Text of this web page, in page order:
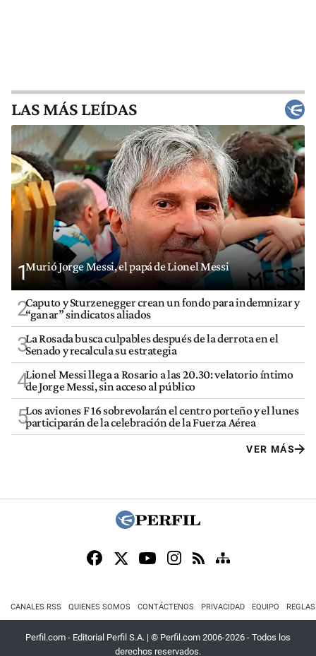
LAS MÁS LEÍDAS
1Murió Jorge Messi, el papá de Lionel Messi
2Caputo y Sturzenegger crean un fondo para indemnizar y
“ganar” sindicatos aliados
3La Rosada busca culpables después de la derrota en el
Senado y recalcula su estrategia
4Lionel Messi llega a Rosario a las 20.30: velatorio íntimo
de Jorge Messi, sin acceso al público
5Los aviones F 16 sobrevolarán el centro porteño y el lunes
participarán de la celebración de la Fuerza Aérea
VER MÁS
CANALES RSS QUIENES SOMOS CONTÁCTENOS PRIVACIDAD EQUIPO
Perfil.com - Editorial Perfil S.A. | © Perfil.com 2006-2026 - Todos los
derechos reservados.